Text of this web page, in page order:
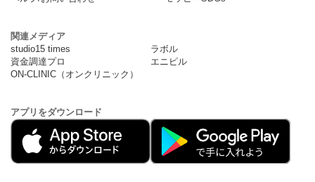
関連メディア
studio15 times
ラボル
資金調達プロ
エニピル
ON-CLINIC（オンクリニック）
アプリをダウンロード